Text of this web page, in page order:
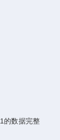
的数据完整